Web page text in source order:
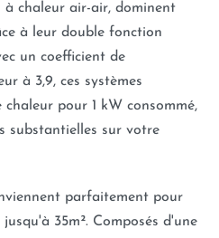
à chaleur air-air, dominent
à leur double fonction
un coefficient de
à 3,9, ces systèmes
pour 1 kW consommé,
substantielles sur votre
parfaitement pour
35m². Composés d'une